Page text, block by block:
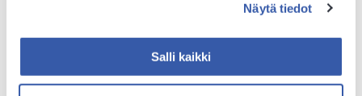
Näytä tiedot
Salli kaikki
Ikääntyneen ihmisen kohtaaminen ja mielekkään
arjen tukeminen, 60 osp
Muistioireisen tai muistisairaan ihmisen tukeminen,